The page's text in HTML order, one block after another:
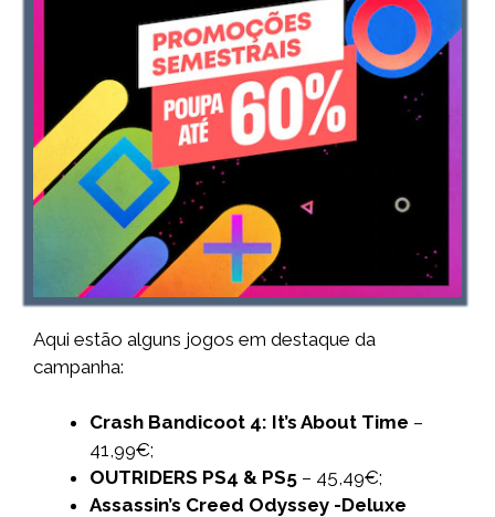
Aqui estão alguns jogos em destaque da
campanha:
Crash Bandicoot 4: It’s About Time –
41,99€;
OUTRIDERS PS4 & PS5 – 45,49€;
Assassin’s Creed Odyssey -Deluxe